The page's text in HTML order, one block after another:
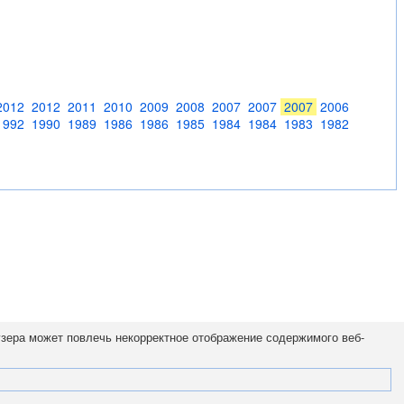
2012 2011 2010 2009 2008 2007 2007 2007 2006
1990 1989 1986 1986 1985 1984 1984 1983 1982
может повлечь некорректное отображение содержимого веб-